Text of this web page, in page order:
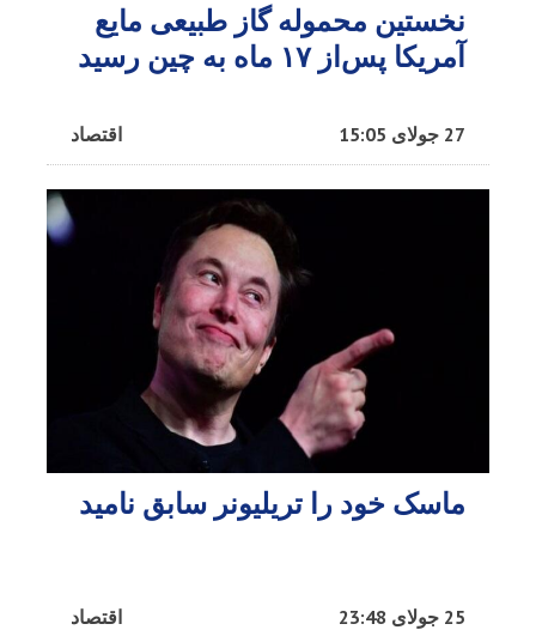
نخستین محموله گاز طبیعی مایع
آمریکا پس‌از ۱۷ ماه به چین رسید
اقتصاد 27 جولای 15:05
ماسک خود را تریلیونر سابق نامید
اقتصاد 25 جولای 23:48